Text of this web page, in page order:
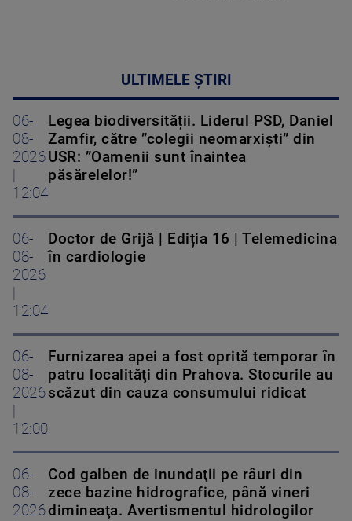
ULTIMELE ȘTIRI
06-
08-
2026
12:04
Legea biodiversității. Liderul PSD, Daniel
Zamfir, către ”colegii neomarxiști” din
USR: ”Oamenii sunt înaintea
păsărelelor!”
06-
08-
2026
12:04
Doctor de Grijă | Ediția 16 | Telemedicina
în cardiologie
06-
08-
2026
12:00
Furnizarea apei a fost oprită temporar în
patru localităţi din Prahova. Stocurile au
scăzut din cauza consumului ridicat
06-
08-
2026
Cod galben de inundaţii pe râuri din
zece bazine hidrografice, până vineri
dimineaţa. Avertismentul hidrologilor